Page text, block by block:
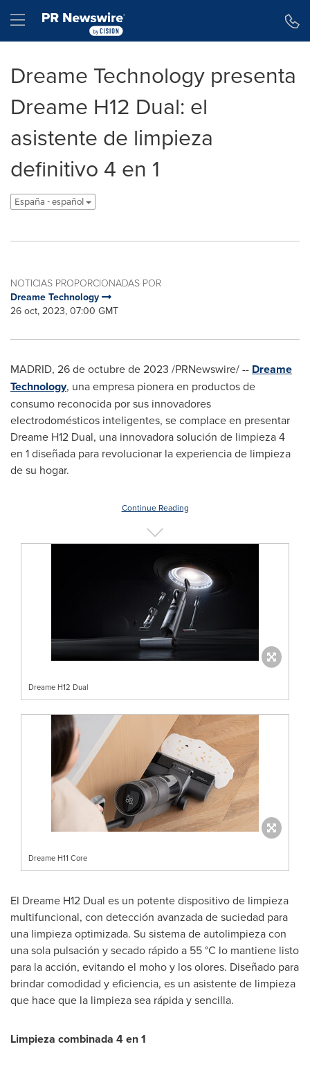
Hamburger menu
Dreame Technology presenta
Dreame H12 Dual: el
asistente de limpieza
definitivo 4 en 1
España - español
NOTICIAS PROPORCIONADAS POR
Dreame Technology
26 oct, 2023, 07:00 GMT
MADRID, 26 de octubre de 2023 /PRNewswire/ -- Dreame
Technology, una empresa pionera en productos de
consumo reconocida por sus innovadores
electrodomésticos inteligentes, se complace en presentar
Dreame H12 Dual, una innovadora solución de limpieza 4
en 1 diseñada para revolucionar la experiencia de limpieza
de su hogar.
Continue Reading
Dreame H12 Dual
Dreame H11 Core
El Dreame H12 Dual es un potente dispositivo de limpieza
multifuncional, con detección avanzada de suciedad para
una limpieza optimizada. Su sistema de autolimpieza con
una sola pulsación y secado rápido a 55 °C lo mantiene listo
para la acción, evitando el moho y los olores. Diseñado para
brindar comodidad y eficiencia, es un asistente de limpieza
que hace que la limpieza sea rápida y sencilla.
Limpieza combinada 4 en 1